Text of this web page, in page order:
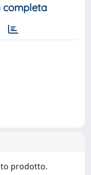
completa
prodotto.